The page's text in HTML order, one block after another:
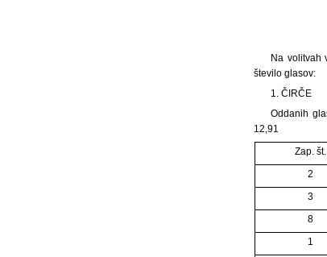
Na volitvah
število glasov:
1. ČIRČE
Oddanih
12,91
Zap. št.
2
3
8
1